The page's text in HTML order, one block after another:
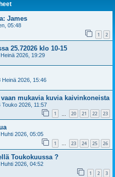
James
05:48
1 2
25.72026 klo 10-15
2026, 19:29
Heinä 2026, 15:46
mukavia kuvia kaivinkoneista
Touko 2026, 11:57
1 20 21 22 23
2026, 05:05
1 … 23 24 25 26
Toukokuussa ?
2026, 04:52
1 2 3